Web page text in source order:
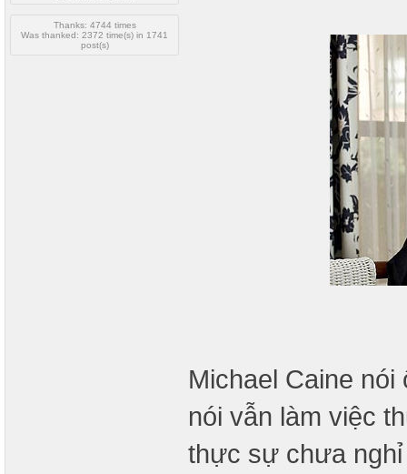
Thanks: 4744 times
Was thanked: 2372 time(s) in 1741
post(s)
Michael Caine
nói vẫn làm việc
thực sự chưa